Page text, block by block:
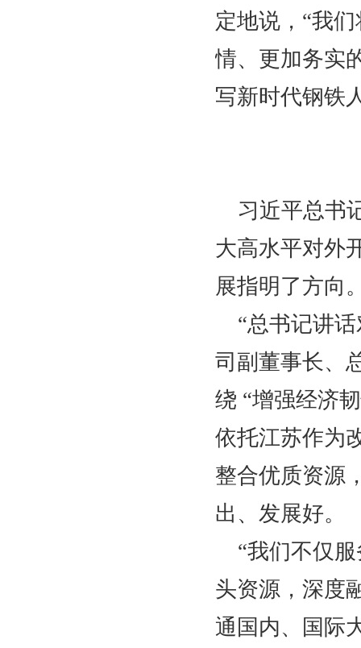
定地说，“我
情、更加务实
写新时代钢铁
习近平总书
大高水平对外
展指明了方向
“总书记讲
司副董事长、
绕 “增强经济
依托江苏作为
整合优质资源
出、发展好。
“我们不仅
头资源，深度
通国内、国际